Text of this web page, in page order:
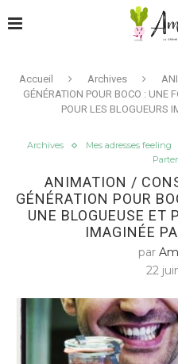
Accueil Archives
GÉNÉRATION POUR BOCO : UNE
POUR LES BLOGUEURS
Archives Mes adresses feeling
ANIMATION /
GÉNÉRATION POUR
UNE BLOGUEUSE ET
IMAGINÉE
par
22